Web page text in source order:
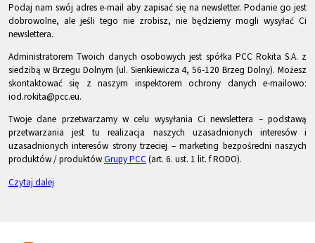
Podaj nam swój adres e-mail aby zapisać się na newsletter. Podanie go jest
dobrowolne, ale jeśli tego nie zrobisz, nie będziemy mogli wysyłać Ci
newslettera.
Administratorem Twoich danych osobowych jest spółka PCC Rokita S.A. z
siedzibą w Brzegu Dolnym (ul. Sienkiewicza 4, 56-120 Brzeg Dolny). Możesz
skontaktować się z naszym inspektorem ochrony danych e-mailowo:
iod.rokita@pcc.eu.
Twoje dane przetwarzamy w celu wysyłania Ci newslettera – podstawą
przetwarzania jest tu realizacja naszych uzasadnionych interesów i
uzasadnionych interesów strony trzeciej – marketing bezpośredni naszych
produktów / produktówGrupy PCC (art. 6. ust. 1 lit. f RODO).
Czytaj dalej